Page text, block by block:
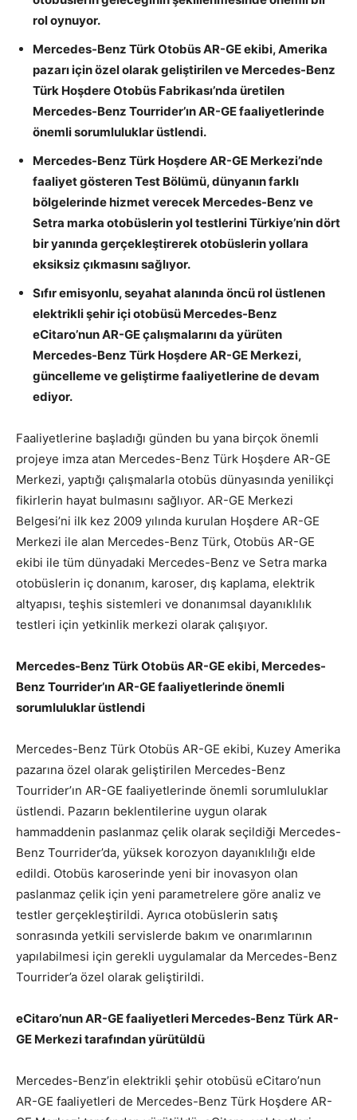
rol oynuyor.
Mercedes-Benz Türk Otobüs AR-GE ekibi, Amerika
pazarı için özel olarak geliştirilen ve Mercedes-Benz
Türk Hoşdere Otobüs Fabrikası’nda üretilen
Mercedes-Benz Tourrider’ın AR-GE faaliyetlerinde
önemli sorumluluklar üstlendi.
Mercedes-Benz Türk Hoşdere AR-GE Merkezi’nde
faaliyet gösteren Test Bölümü, dünyanın farklı
bölgelerinde hizmet verecek Mercedes-Benz ve
Setra marka otobüslerin yol testlerini Türkiye’nin dört
bir yanında gerçekleştirerek otobüslerin yollara
eksiksiz çıkmasını sağlıyor.
Sıfır emisyonlu, seyahat alanında öncü rol üstlenen
elektrikli şehir içi otobüsü Mercedes-Benz
eCitaro’nun AR-GE çalışmalarını da yürüten
Mercedes-Benz Türk Hoşdere AR-GE Merkezi,
güncelleme ve geliştirme faaliyetlerine de devam
ediyor.
Faaliyetlerine başladığı günden bu yana birçok önemli
projeye imza atan Mercedes-Benz Türk Hoşdere AR-GE
Merkezi, yaptığı çalışmalarla otobüs dünyasında yenilikçi
fikirlerin hayat bulmasını sağlıyor. AR-GE Merkezi
Belgesi’ni ilk kez 2009 yılında kurulan Hoşdere AR-GE
Merkezi ile alan Mercedes-Benz Türk, Otobüs AR-GE
ekibi ile tüm dünyadaki Mercedes-Benz ve Setra marka
otobüslerin iç donanım, karoser, dış kaplama, elektrik
altyapısı, teşhis sistemleri ve donanımsal dayanıklılık
testleri için yetkinlik merkezi olarak çalışıyor.
Mercedes-Benz Türk Otobüs AR-GE ekibi, Mercedes-
Benz Tourrider’ın AR-GE faaliyetlerinde önemli
sorumluluklar üstlendi
Mercedes-Benz Türk Otobüs AR-GE ekibi, Kuzey Amerika
pazarına özel olarak geliştirilen Mercedes-Benz
Tourrider’ın AR-GE faaliyetlerinde önemli sorumluluklar
üstlendi. Pazarın beklentilerine uygun olarak
hammaddenin paslanmaz çelik olarak seçildiği Mercedes-
Benz Tourrider’da, yüksek korozyon dayanıklılığı elde
edildi. Otobüs karoserinde yeni bir inovasyon olan
paslanmaz çelik için yeni parametrelere göre analiz ve
testler gerçekleştirildi. Ayrıca otobüslerin satış
sonrasında yetkili servislerde bakım ve onarımlarının
yapılabilmesi için gerekli uygulamalar da Mercedes-Benz
Tourrider’a özel olarak geliştirildi.
eCitaro’nun AR-GE faaliyetleri Mercedes-Benz Türk AR-
GE Merkezi tarafından yürütüldü
Mercedes-Benz’in elektrikli şehir otobüsü eCitaro’nun
AR-GE faaliyetleri de Mercedes-Benz Türk Hoşdere AR-